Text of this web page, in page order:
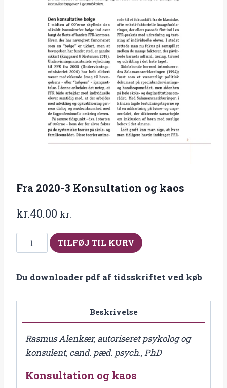
Fra 2020-3 Konsultation og kaos
kr.40.00 kr.
2020-
Konsultation
antal
TILFØJ TIL KURV
Du downloader pdf af tidsskriftet ved køb
Beskrivelse
Rasmus Alenkær, autoriseret psykolog og
konsulent, cand. pæd. psych., PhD
Konsultation og kaos